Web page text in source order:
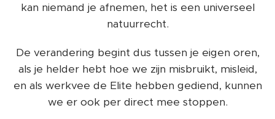
kan niemand je afnemen, het is een universeel
natuurrecht.
De verandering begint dus tussen je eigen oren,
als je helder hebt hoe we zijn misbruikt, misleid,
en als werkvee de Elite hebben gediend, kunnen
we er ook per direct mee stoppen.